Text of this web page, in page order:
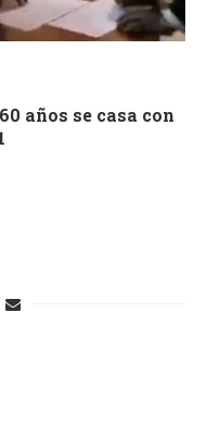
años se casa con